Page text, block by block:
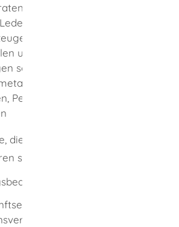
Videokameras, Teppichen,
und Fahrrädern,
und edelmetallhaltigen
sowie Waren aus Edelmetall
Legierungen,
Perlen und Schmuck,
die auf den Handel mit
spezialisiert sind.
sind auch
über
und persönliche